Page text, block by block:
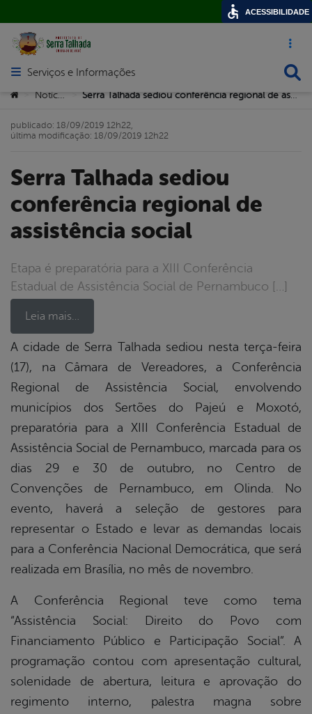
Acesso
Abrir menu principal de navegação
Serviços e Informações
Você está aqui:
> Notícias >
Serra Talhada sediou
conferência regional de
assistência social
Etapa é preparatória para a XIII Conferência
Estadual de Assistência Social de Pernambuco […]
Leia mais…
publicado: 18/09/2019 12h22,
última modificação: 18/09/2019 12h22
A cidade de Serra Talhada sediou nesta terça-feira
(17), na Câmara de Vereadores, a Conferência
Regional de Assistência Social, envolvendo
municípios dos Sertões do Pajeú e Moxotó,
preparatória para a XIII Conferência Estadual de
Assistência Social de Pernambuco, marcada para os
dias 29 e 30 de outubro, no Centro de
Convenções de Pernambuco, em Olinda. No
evento, haverá a seleção de gestores para
representar o Estado e levar as demandas locais
para a Conferência Nacional Democrática, que será
realizada em Brasília, no mês de novembro.
A Conferência Regional teve como tema
“Assistência Social: Direito do Povo com
Financiamento Público e Participação Social”. A
programação contou com apresentação cultural,
solenidade de abertura, leitura e aprovação do
regimento interno, palestra magna sobre
ACESSIBILIDADE